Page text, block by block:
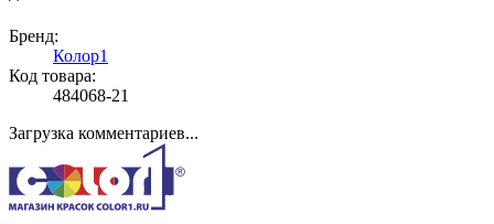
Бренд:
Колор1
Код товара:
484068-21
Загрузка комментариев...